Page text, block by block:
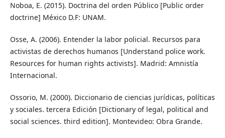
Noboa, E. (2015). Doctrina del orden Público [Public order
doctrine] México D.F: UNAM.
Osse, A. (2006). Entender la labor policial. Recursos para
activistas de derechos humanos [Understand police work.
Resources for human rights activists]. Madrid: Amnistía
Internacional.
Ossorio, M. (2000). Diccionario de ciencias jurídicas, políticas
y sociales. tercera Edición [Dictionary of legal, political and
social sciences. third edition]. Montevideo: Obra Grande.